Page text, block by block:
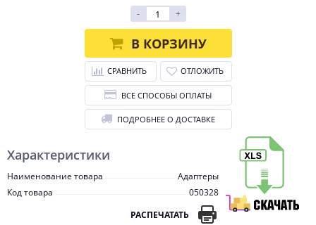
Характеристики
Наименование товара
Адаптеры
Код товара
050328
РАСПЕЧАТАТЬ
-
+
В КОРЗИНУ
СРАВНИТЬ ОТЛОЖИТЬ
ВСЕ СПОСОБЫ ОПЛАТЫ
ПОДРОБНЕЕ О ДОСТАВКЕ